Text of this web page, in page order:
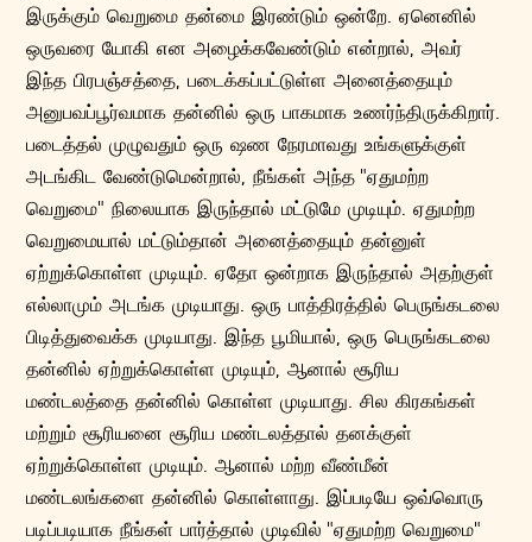
இருக்கும் வெறுமை தன்மை இரண்டும் ஒன்றே. ஏனெனில்
ஒருவரை யோகி என அழைக்கவேண்டும் என்றால், அவர்
இந்த பிரபஞ்சத்தை, படைக்கப்பட்டுள்ள‌ அனைத்தையும்
அனுபவப்பூர்வமாக தன்னில் ஒரு பாகமாக உணர்ந்திருக்கிறார்.
படைத்தல் முழுவதும் ஒரு ஷண நேரமாவது உங்களுக்குள்
அடங்கிட வேண்டுமென்றால், நீங்கள் அந்த "ஏதுமற்ற
வெறுமை" நிலையாக இருந்தால் மட்டுமே முடியும். ஏதுமற்ற
வெறுமையால் மட்டும்தான் அனைத்தையும் தன்னுள்
ஏற்றுக்கொள்ள முடியும். ஏதோ ஒன்றாக இருந்தால் அதற்குள்
எல்லாமும் அடங்க முடியாது. ஒரு பாத்திரத்தில் பெருங்கடலை
பிடித்துவைக்க முடியாது. இந்த பூமியால், ஒரு பெருங்கடலை
தன்னில் ஏற்றுக்கொள்ள முடியும், ஆனால் சூரிய
மண்டலத்தை தன்னில் கொள்ள முடியாது. சில கிரகங்கள்
மற்றும் சூரியனை சூரிய மண்டலத்தால் தனக்குள்
ஏற்றுக்கொள்ள முடியும். ஆனால் மற்ற வீண்மீன்
மண்டலங்களை தன்னில் கொள்ளாது. இப்படியே ஒவ்வொரு
படிப்படியாக நீங்கள் பார்த்தால் முடிவில் "ஏதுமற்ற வெறுமை"